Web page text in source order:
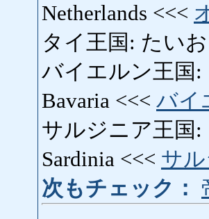
Netherlands <<<
タイ王国: たい
バイエルン王国:
Bavaria <<< バイ
サルジニア王国:
Sardinia <<< サ
次もチェック：